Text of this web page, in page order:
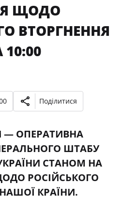
ЩОДО
ВТОРГНЕННЯ
Поділитися
— ОПЕРАТИВНА
ШТАБУ
СТАНОМ НА
РОСІЙСЬКОГО
КРАЇНИ.